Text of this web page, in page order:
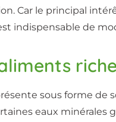
Car le principal
indispensable de
sous forme de
eaux minérales